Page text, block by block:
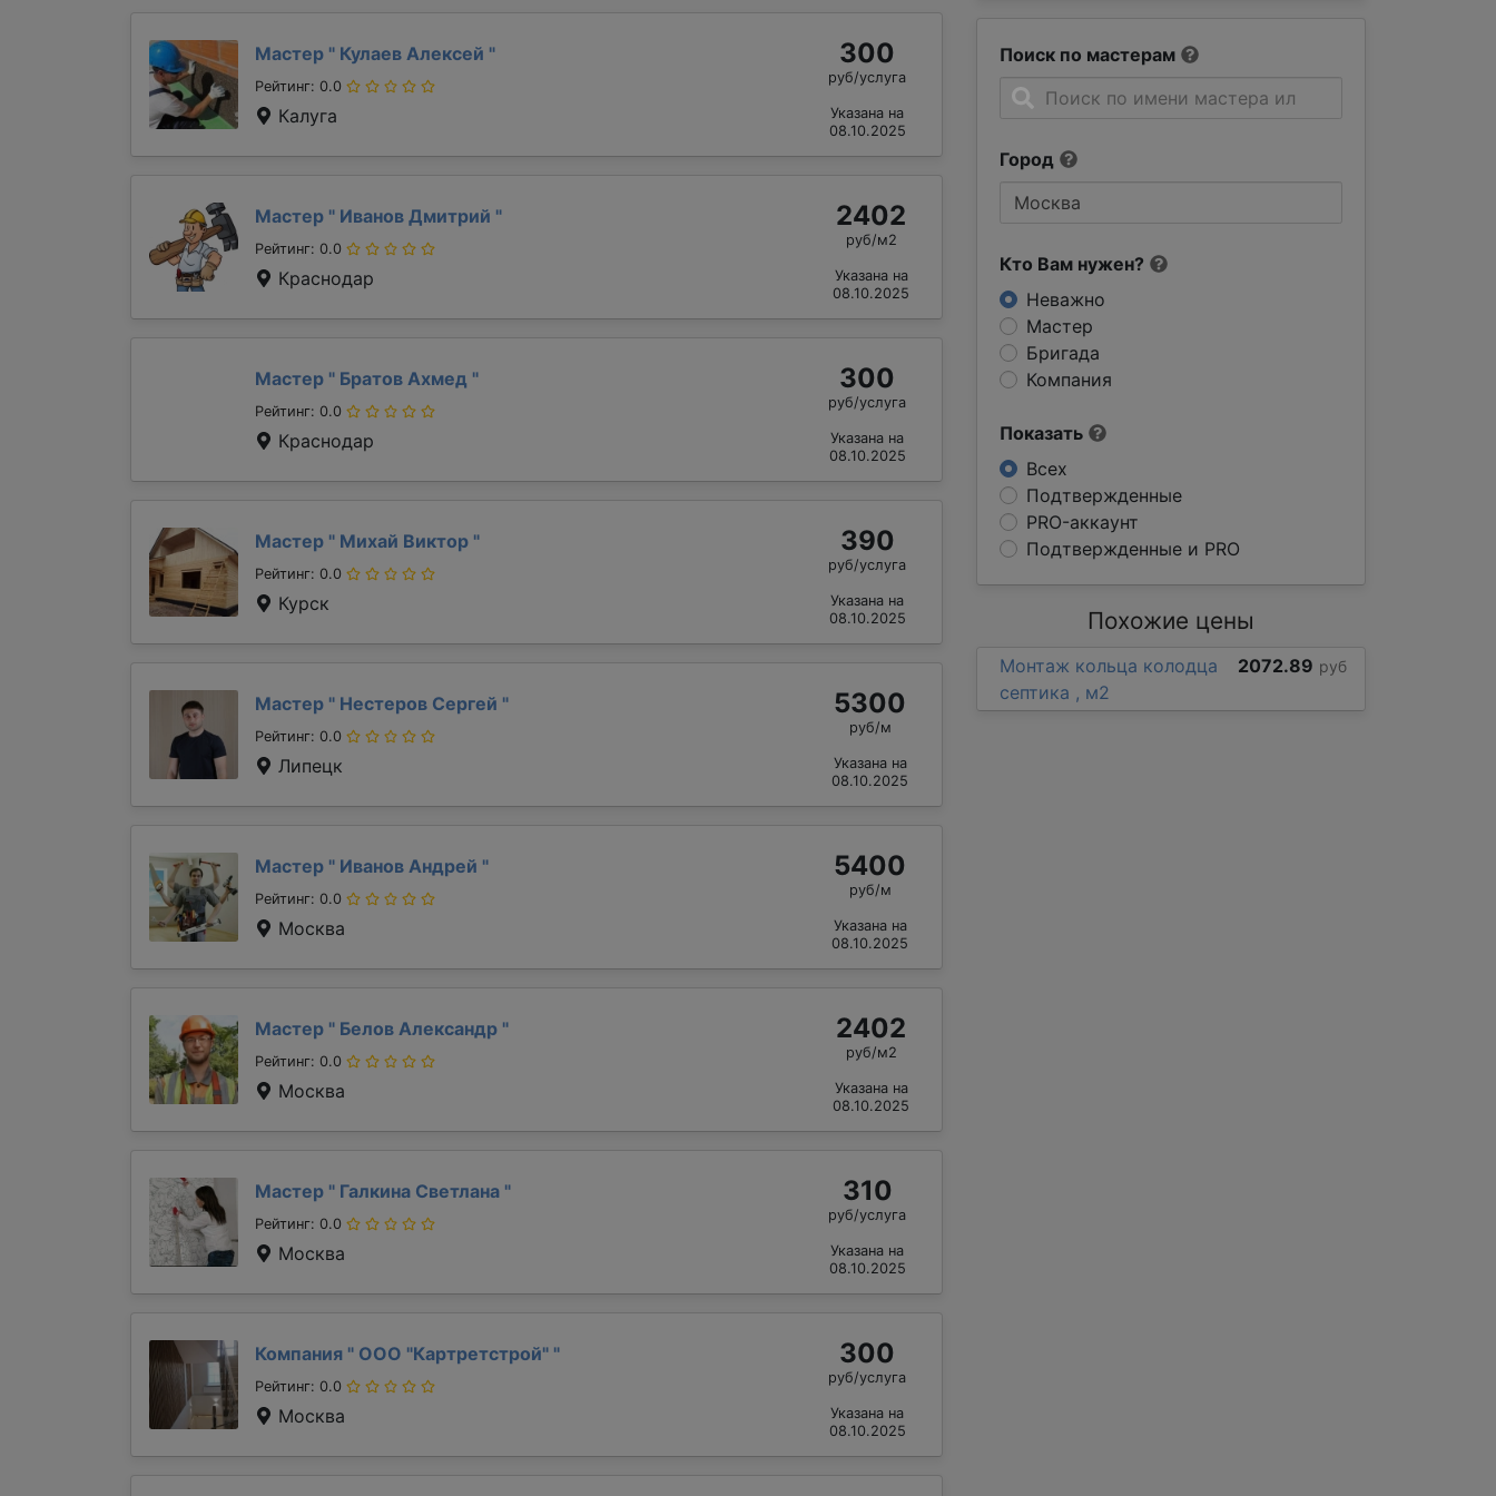
Поиск по мастерам
Город
Кто Вам нужен?
Неважно
Мастер
Бригада
Компания
Показать
Всех
Подтвержденные
PRO-аккаунт
Подтвержденные и PRO
Мастер " Кулаев Алексей "
Рейтинг: 0.0
Калуга
300
руб/услуга
Указана на
08.10.2025
Мастер " Иванов Дмитрий "
Рейтинг: 0.0
Краснодар
2402
руб/м2
Указана на
08.10.2025
Мастер " Братов Ахмед "
Рейтинг: 0.0
Краснодар
300
руб/услуга
Указана на
08.10.2025
Мастер " Михай Виктор "
Рейтинг: 0.0
Курск
390
руб/услуга
Указана на
08.10.2025
Мастер " Нестеров Сергей "
Рейтинг: 0.0
Липецк
5300
руб/м
Указана на
08.10.2025
Мастер " Иванов Андрей "
Рейтинг: 0.0
Москва
5400
руб/м
Указана на
08.10.2025
Мастер " Белов Александр "
Рейтинг: 0.0
Москва
2402
руб/м2
Указана на
08.10.2025
Мастер " Галкина Светлана "
Рейтинг: 0.0
Москва
310
руб/услуга
Указана на
08.10.2025
Компания " ООО "Картретстрой" "
Рейтинг: 0.0
Москва
300
руб/услуга
Указана на
08.10.2025
Похожие цены
Монтаж кольца колодца
септика , м2
2072.89 руб